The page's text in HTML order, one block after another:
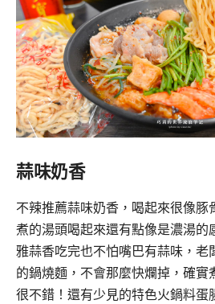
蒜味奶香
不辣推薦蒜味奶香，喝起來很像
煮的湯頭喝起來還有點像是濃湯的
雅蒜香吃完也不怕嘴巴有蒜味，老
的鍋燒麵，不會那麼快爛掉，確實
很不錯！還有少見的特色火鍋料蛋